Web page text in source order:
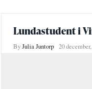
Lundastudent i
ByJulia Juntorp 20